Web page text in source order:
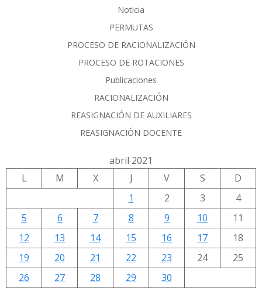
Noticia
PERMUTAS
PROCESO DE RACIONALIZACIÓN
PROCESO DE ROTACIONES
Publicaciones
RACIONALIZACIÓN
REASIGNACIÓN DE AUXILIARES
REASIGNACIÓN DOCENTE
abril 2021
L
M X J V S
D
1
2 3
4
5
6 7 8 9 10
11
12
13 14 15 16 17
18
19
20 21 22 23 24
25
26
27 28 29
30